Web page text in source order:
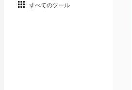
すべてのツール